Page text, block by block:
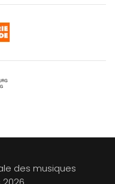
des musiques